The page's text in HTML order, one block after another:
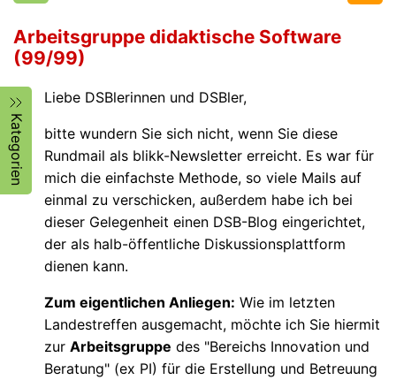
Arbeitsgruppe didaktische Software
(99/99)
Kategorien
Liebe DSBlerinnen und DSBler,
bitte wundern Sie sich nicht, wenn Sie diese
Rundmail als blikk-Newsletter erreicht. Es war für
mich die einfachste Methode, so viele Mails auf
einmal zu verschicken, außerdem habe ich bei
dieser Gelegenheit einen DSB-Blog eingerichtet,
der als halb-öffentliche Diskussionsplattform
dienen kann.
Zum eigentlichen Anliegen: Wie im letzten
Landestreffen ausgemacht, möchte ich Sie hiermit
zur Arbeitsgruppe des "Bereichs Innovation und
Beratung" (ex PI) für die Erstellung und Betreuung